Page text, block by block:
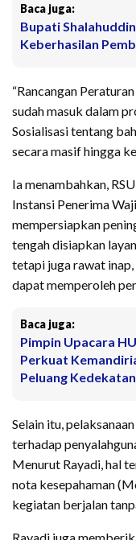
Baca juga:
Bupati
Keberhasilan
“Rancangan
sudah masuk dalam
Sosialisasi tentang
secara masif hingga
Ia menambahkan,
Instansi Penerima
mempersiapkan
tengah disiapkan
tetapi juga rawat
dapat memperoleh
Baca juga:
Pimpin Upacara
Perkuat
Peluang
Selain itu,
terhadap
Menurut Rayadi, hal
nota kesepahaman
kegiatan berjalan